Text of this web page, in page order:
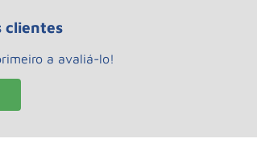
clientes
a avaliá-lo!